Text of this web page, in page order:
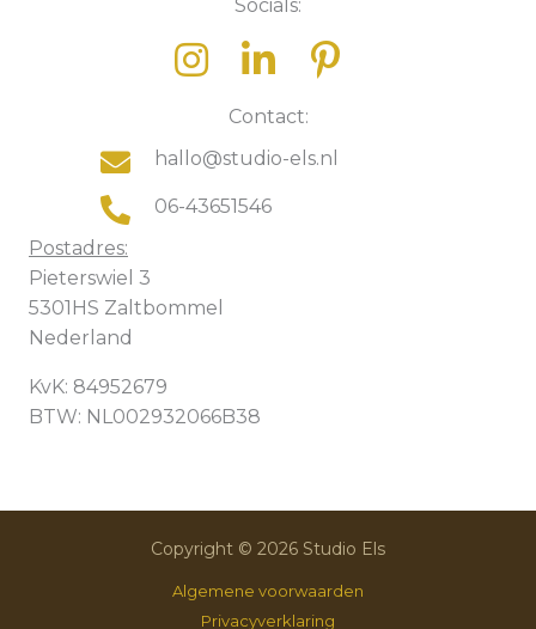
Socials:
Contact:
hallo@studio-els.nl
06-43651546
Postadres:
Pieterswiel 3
5301HS Zaltbommel
Nederland
KvK: 84952679
BTW: NL002932066B38
Copyright © 2026 Studio Els
Algemene voorwaarden
Privacyverklaring